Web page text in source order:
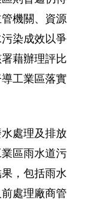
機關、資源
染成效以爭
藉辦理評比
工業區落實
處理及排放
區雨水道污
，包括雨水
處理廠商管